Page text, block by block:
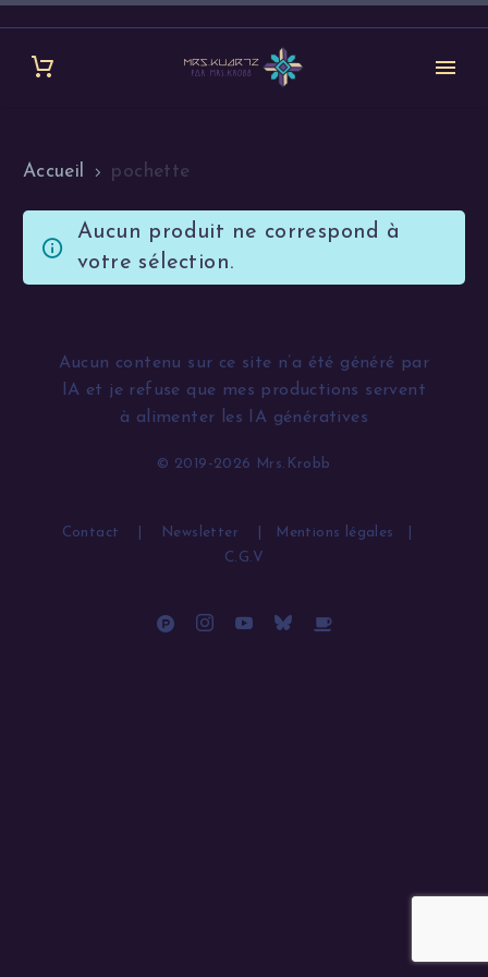
Accueil pochette
Aucun produit ne correspond à
votre sélection.
Aucun contenu sur ce site n’a été généré par
IA et je refuse que mes productions servent
à alimenter les IA génératives
© 2019-2026 Mrs.Krobb
Contact Newsletter Mentions légales
C.G.V